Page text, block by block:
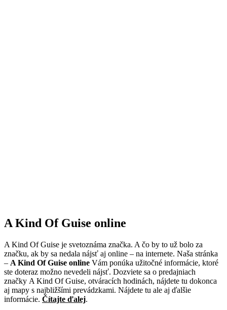
A Kind Of Guise online
A Kind Of Guise je svetoznáma značka. A čo by to už bolo za
značku, ak by sa nedala nájsť aj online – na internete. Naša stránka
– A Kind Of Guise online Vám ponúka užitočné informácie, ktoré
ste doteraz možno nevedeli nájsť. Dozviete sa o predajniach
značky A Kind Of Guise, otváracích hodinách, nájdete tu dokonca
aj mapy s najbližšími prevádzkami. Nájdete tu ale aj ďalšie
informácie. Čítajte ďalej.